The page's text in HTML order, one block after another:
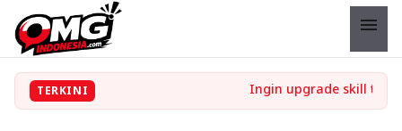
menu
TERKINI